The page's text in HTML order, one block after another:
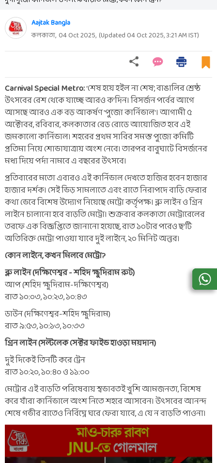
Aajtak Bangla
কলকাতা, 04 Oct 2025, (Updated 04 Oct 2025, 3:21 AMIST)
Carnival Special Metro:‘শেষ হয়ে হইল না শেষ’, বাঙালির শ্রেষ্ঠ
উৎসবের রেশ থেকে যাচ্ছে আরও ক’দিন। বিসর্জন পর্বের আগে
আসছে আরও এক বড় আকর্ষণ 'পুজো কার্নিভাল'। আগামী ৫
অক্টোবর, রবিবার, কলকাতার রেড রোডে আয়োজিত হবে এই
জমকালো কার্নিভাল। শহরের প্রথম সারির সমস্ত পুজো কমিটি
প্রতিমা নিয়ে শোভাযাত্রায় অংশ নেবে। তারপর বাবুঘাটে বিসর্জনের
মধ্য দিয়ে পর্দা নামবে এ বছরের উৎসবে।
প্রতিবারের মতো এবারও এই কার্নিভাল দেখতে হাজির হবেন হাজার
হাজার দর্শক। সেই ভিড় সামলাতে এবং রাতে নিরাপদে বাড়ি ফেরার
কথা ভেবে বিশেষ উদ্যোগ নিয়েছে মেট্রো কর্তৃপক্ষ। ব্লু লাইন ও গ্রিন
লাইনে চালানো হবে বাড়তি মেট্রো। শুক্রবার কলকাতা মেট্রোরেলের
তরফে এক বিজ্ঞপ্তিতে জানানো হয়েছে, রাত ১০টার পরেও ছ’টি
অতিরিক্ত মেট্রো পাওয়া যাবে দুই লাইনে, ২০ মিনিট অন্তর।
কোন লাইনে, কখন মিলবে মেট্রো?
ব্লু লাইন (দক্ষিণেশ্বর - শহিদ ক্ষুদিরাম রুট)
আপ (শহিদ ক্ষুদিরাম-দক্ষিণেশ্বর)
রাত ১০:০৩, ১০:২৩, ১০:৪৩
ডাউন (দক্ষিণেশ্বর-শহিদ ক্ষুদিরাম)
রাত ৯:৫৩, ১০:১৩, ১০:৩৩
গ্রিন লাইন (সল্টলেক সেক্টর ফাইভ হাওড়া ময়দান)
দুই দিকেই তিনটি করে ট্রেন
রাত ১০:২০, ১০:৪০ ও ১১:০০
মেট্রোর এই বাড়তি পরিষেবায় স্বভাবতই খুশি আমজনতা, বিশেষ
করে যাঁরা কার্নিভালে অংশ নিতে শহরে আসবেন। উৎসবের আনন্দ
শেষে গভীর রাতেও নির্বিঘ্নে ঘরে ফেরা যাবে, এ যে ন বাড়তি পাওনা।